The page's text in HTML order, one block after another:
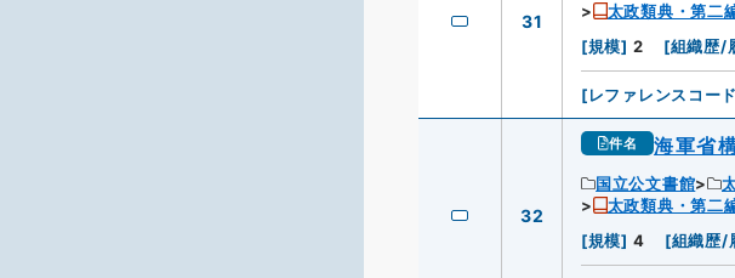
31
太政類典・第二
[規模] 2 [組織歴/
[レファレンスコー
32
件名 海軍省
国立公文書館
太政類典・第二
[規模] 4 [組織歴/